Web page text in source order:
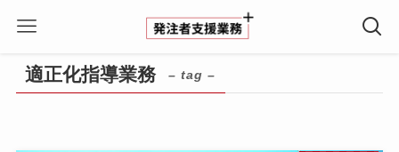
適正化指導業務 – tag –